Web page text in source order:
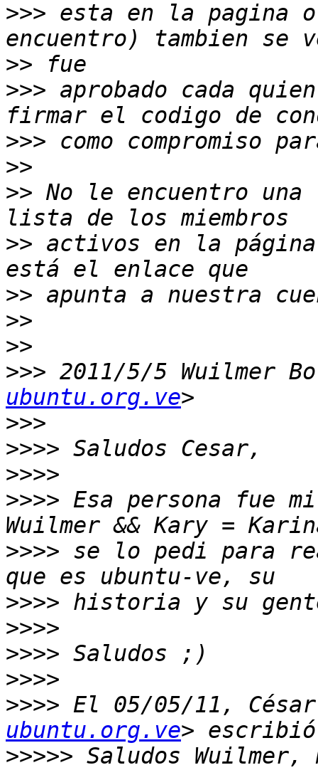
>>> esta en la pagina
>>
>>> aprobado cada
>>>
>>
>> No le encuentro
>> activos en la página
>>
>>
>>
>>> 2011/5/5 Wuilmer
ubuntu.org.ve
>>>
>>>>
>>>>
>>>> Esa persona fue
>>>> se lo pedi para
>>>>
>>>>
>>>>
>>>>
>>>> El 05/05/11,
ubuntu.org.ve
>>>>> Saludos